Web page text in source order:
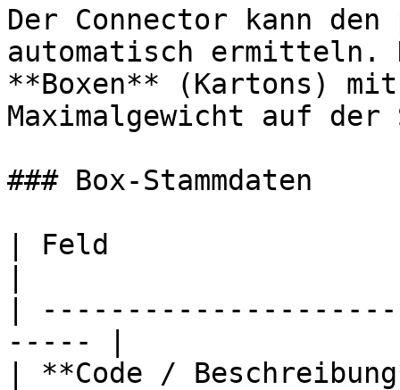
Der Connector kann den
automatisch ermitteln.
**Boxen** (Kartons) mit
Maximalgewicht auf der
### Box-Stammdaten
| Feld
|
----- |
| **Code /